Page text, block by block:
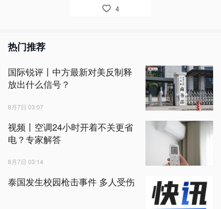
4
热门推荐
国际锐评丨中方最新对美反制释
放出什么信号？
8月7日 03:07
视频丨空调24小时开着不关更省
电？专家解答
8月7日 03:14
泰国发生校园枪击事件 多人受伤